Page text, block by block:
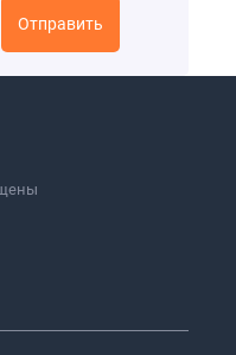
Отправить